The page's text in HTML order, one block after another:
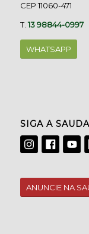
CEP 11060-471
T.13 98844-0997
WHATSAPP
SIGA A
ANUNCIE NA